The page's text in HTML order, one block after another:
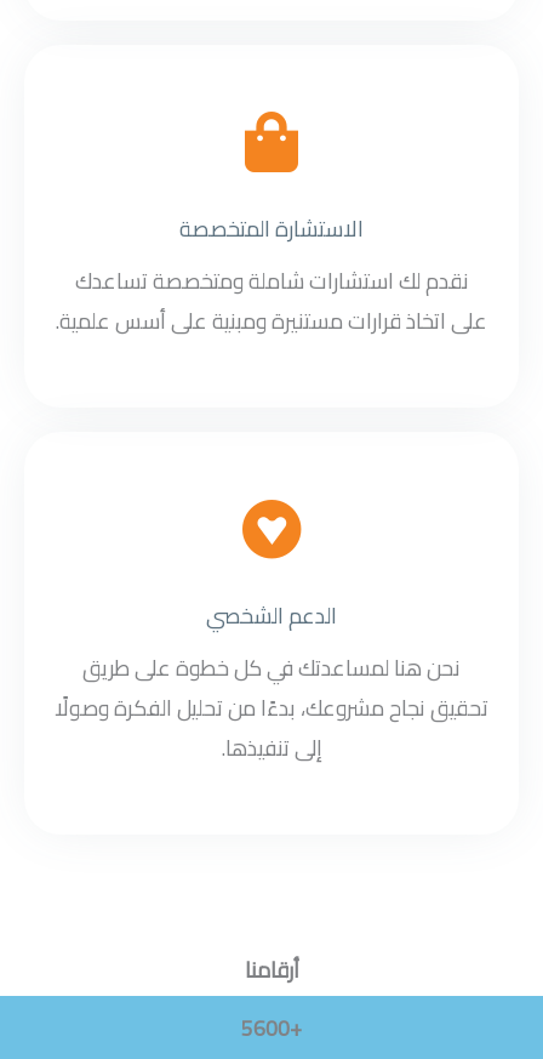
الاستشارة المتخصصة
نقدم لك استشارات شاملة ومتخصصة تساعدك
على اتخاذ قرارات مستنيرة ومبنية على أسس علمية.
الدعم الشخصي
نحن هنا لمساعدتك في كل خطوة على طريق
تحقيق نجاح مشروعك، بدءًا من تحليل الفكرة وصولًا
إلى تنفيذها.
أرقامنا
+5600